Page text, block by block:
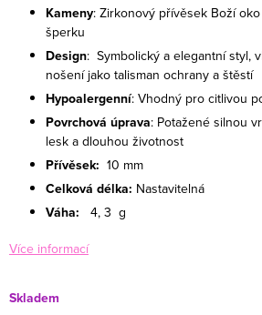
Kameny: Zirkonový přívěsek Boží
šperku
Design: Symbolický a elegantní styl,
nošení jako talisman ochrany a štěstí
Hypoalergenní: Vhodný pro citlivou
Povrchová úprava: Potažené silnou
lesk a dlouhou životnost
Přívěsek: 10 mm
Celková délka: Nastavitelná
Váha:
4, 3 g
Více informací
Skladem